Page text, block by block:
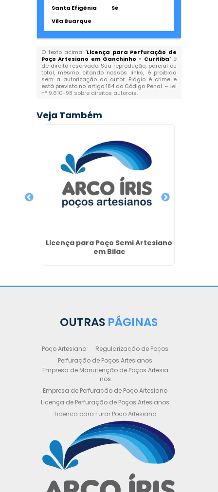
Santa Efigênia
Sé
Vila Buarque
O texto acima "Licença para Perfuração de
Poço Artesiano em Ganchinho - Curitiba" é
de direito reservado. Sua reprodução, parcial ou
total, mesmo citando nossos links, é proibida
sem a autorização do autor. Plágio é crime e
está previsto no artigo 184 do Código Penal. – Lei
n° 9.610-98 sobre direitos autorais.
Veja Também
Licença para Poço Semi Artesiano
em Bilac
OUTRAS PÁGINAS
Poço Artesiano
Regularização de Poços
Perfuração de Poços Artesianos
Empresa de Manutenção de Poços Artesia
nos
Empresa de Perfuração de Poço Artesiano
Licença de Perfuração de Poços Artesianos
Licença para Furar Poço Artesiano
Licença para Perfuração de Poço Artesiano
Licença para Poço Semi Artesiano
Manutenção de Poço Semi Artesiano
Manutenção Preventiva de Poços Artesiano
Obtenha sua Licença de Perfuração de Poç
o Artesiano